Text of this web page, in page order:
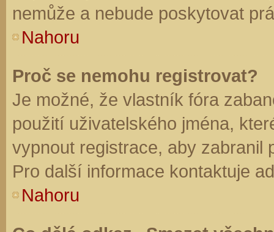
nemůže a nebude poskytovat
Nahoru
Proč se nemohu registrovat?
Je možné, že vlastník fóra
použití uživatelského jména,
vypnout registrace, aby zabranil
Pro další informace kontaktuje
Nahoru